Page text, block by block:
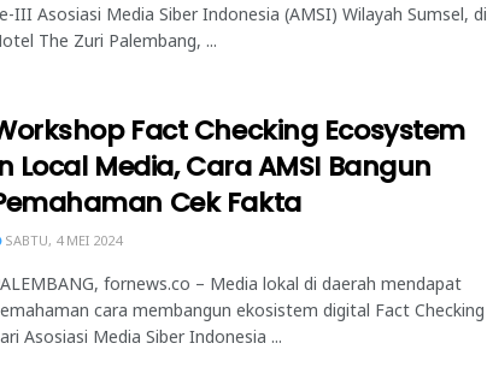
III Asosiasi Media Siber Indonesia (AMSI) Wilayah Sumsel, di
The Zuri Palembang, ...
Fact Checking Ecosystem
Local Media, Cara AMSI Bangun
Cek Fakta
SABTU, 4 MEI 2024
fornews.co – Media lokal di daerah mendapat
cara membangun ekosistem digital Fact Checking
Asosiasi Media Siber Indonesia ...